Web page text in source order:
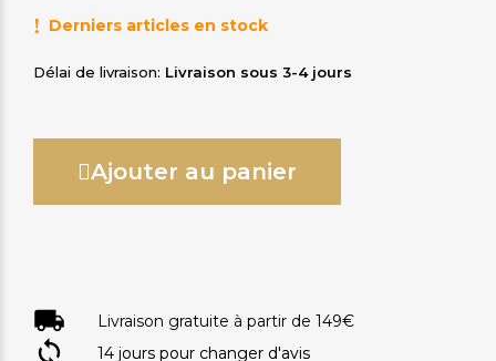
Derniers articles en stock
Délai de livraison Livraison sous 3-4 jours
Ajouter au panier
Livraison gratuite à partir de 149€
14 jours pour changer d'avis